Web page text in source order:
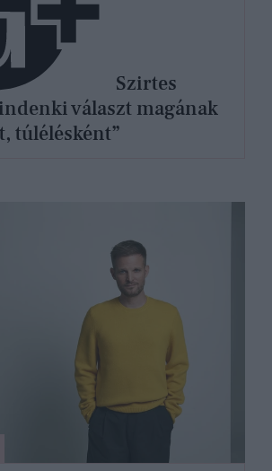
Szirtes
választ magának
túlélésként”